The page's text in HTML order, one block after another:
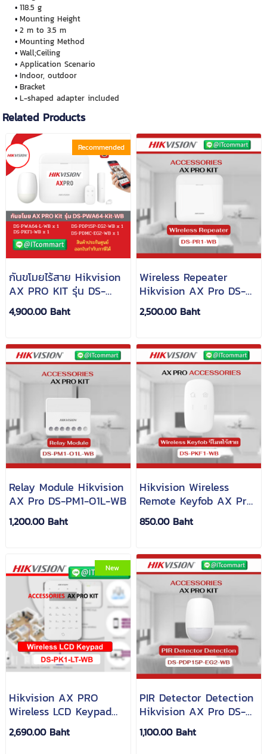
118.5 g
Mounting Height
2 m to 3.5 m
Mounting Method
Wall;Ceiling
Application Scenario
Indoor, outdoor
Bracket
L-shaped adapter included
Related Products
Recommended
กันขโมยไร้สาย Hikvision
AX PRO KIT รุ่น DS-
PWA64-Kit-WB
4,900.00 Baht
Wireless Repeater
Hikvision AX Pro DS-
PR1-WB
2,500.00 Baht
Relay Module Hikvision
AX Pro DS-PM1-O1L-WB
1,200.00 Baht
Hikvision Wireless
Remote Keyfob AX Pro
DS-PKF1-WB
850.00 Baht
New
Hikvision AX PRO
Wireless LCD Keypad
DS-PK1-LT-WB
2,690.00 Baht
PIR Detector Detection
Hikvision AX Pro DS-
PDP15P-EG2-WB
1,100.00 Baht